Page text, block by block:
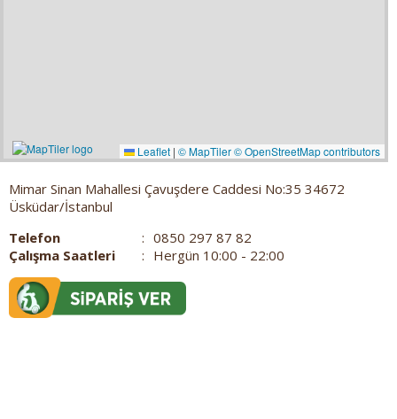
Leaflet | © MapTiler© OpenStreetMap contributors
Mimar Sinan Mahallesi Çavuşdere Caddesi No:35 34672
Üsküdar/İstanbul
Telefon
: 0850 297 87 82
Çalışma Saatleri
: Hergün 10:00 - 22:00